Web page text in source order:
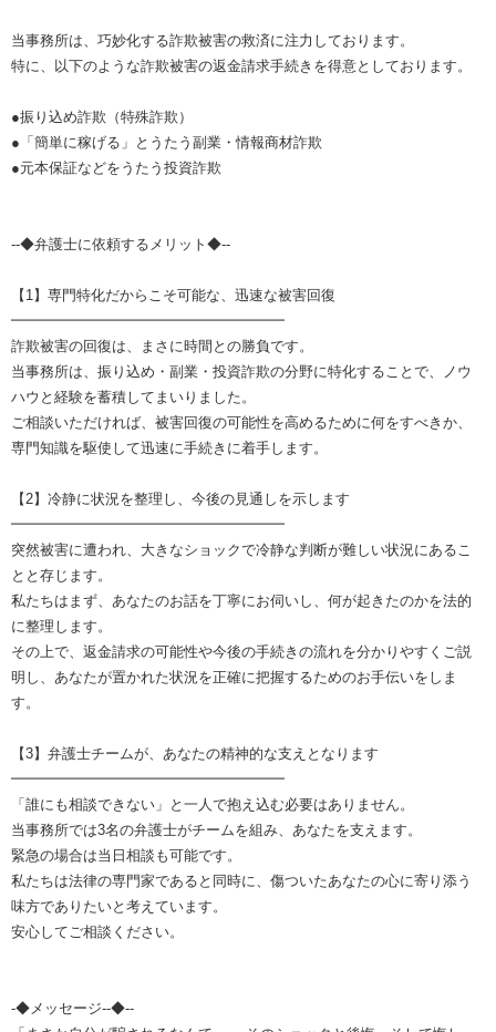
当事務所は、巧妙化する詐欺被害の救済に注力しております。
特に、以下のような詐欺被害の返金請求手続きを得意としております。
●振り込め詐欺（特殊詐欺）
●「簡単に稼げる」とうたう副業・情報商材詐欺
●元本保証などをうたう投資詐欺
--◆弁護士に依頼するメリット◆--
【1】専門特化だからこそ可能な、迅速な被害回復
━━━━━━━━━━━━━━━━━━━
詐欺被害の回復は、まさに時間との勝負です。
当事務所は、振り込め・副業・投資詐欺の分野に特化することで、ノウ
ハウと経験を蓄積してまいりました。
ご相談いただければ、被害回復の可能性を高めるために何をすべきか、
専門知識を駆使して迅速に手続きに着手します。
【2】冷静に状況を整理し、今後の見通しを示します
━━━━━━━━━━━━━━━━━━━
突然被害に遭われ、大きなショックで冷静な判断が難しい状況にあるこ
とと存じます。
私たちはまず、あなたのお話を丁寧にお伺いし、何が起きたのかを法的
に整理します。
その上で、返金請求の可能性や今後の手続きの流れを分かりやすくご説
明し、あなたが置かれた状況を正確に把握するためのお手伝いをしま
す。
【3】弁護士チームが、あなたの精神的な支えとなります
━━━━━━━━━━━━━━━━━━━
「誰にも相談できない」と一人で抱え込む必要はありません。
当事務所では3名の弁護士がチームを組み、あなたを支えます。
緊急の場合は当日相談も可能です。
私たちは法律の専門家であると同時に、傷ついたあなたの心に寄り添う
味方でありたいと考えています。
安心してご相談ください。
-◆メッセージ--◆--